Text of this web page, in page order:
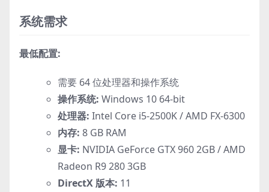
系统需求
最低配置:
需要 64 位处理器和操作系统
操作系统: Windows 10 64-bit
处理器: Intel Core i5-2500K / AMD FX-6300
内存: 8 GB RAM
显卡: NVIDIA GeForce GTX 960 2GB / AMD
Radeon R9 280 3GB
DirectX 版本: 11